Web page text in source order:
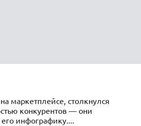
маркетплейсе, столкнулся
конкурентов — они
инфографику....